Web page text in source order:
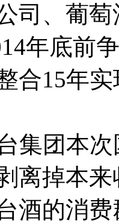
司、葡
年底前
合15年
集团本次
离掉本
酒的消